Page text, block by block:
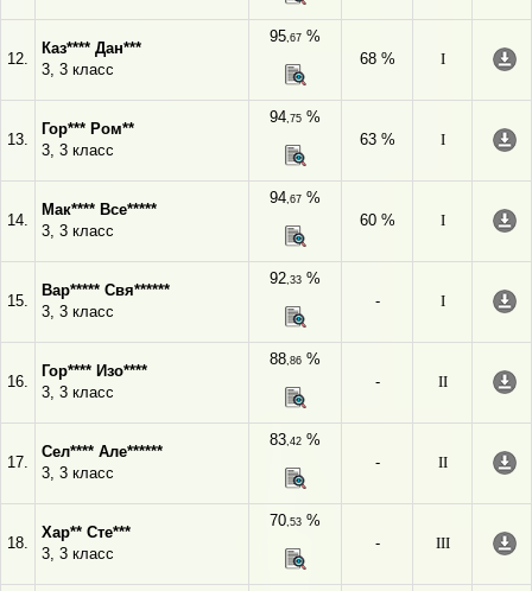
12.
Каз**** Дан***
3, 3 класс
95,67 %
68 %
I
13.
Гор*** Ром**
3, 3 класс
94,75 %
63 %
I
14.
Мак**** Все*****
3, 3 класс
94,67 %
60 %
I
15.
Вар***** Свя******
3, 3 класс
92,33 %
-
I
16.
Гор**** Изо****
3, 3 класс
88,86 %
-
II
17.
Сел**** Але******
3, 3 класс
83,42 %
-
II
18.
Хар** Сте***
3, 3 класс
70,53 %
-
III